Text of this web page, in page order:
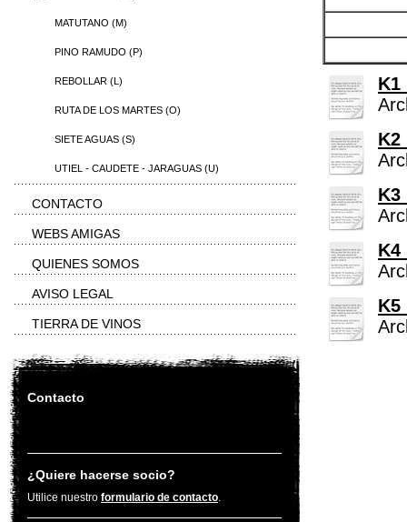
K1
K2
K3
K4
K5
MATUTANO (M)
PINO RAMUDO (P)
REBOLLAR (L)
RUTA DE LOS MARTES (O)
SIETE AGUAS (S)
UTIEL - CAUDETE - JARAGUAS (U)
CONTACTO
WEBS AMIGAS
QUIENES SOMOS
AVISO LEGAL
TIERRA DE VINOS
Contacto
¿Quiere hacerse socio?
Utilice nuestro formulario de contacto.